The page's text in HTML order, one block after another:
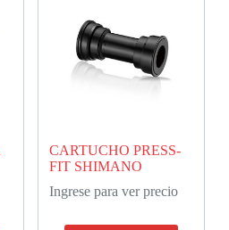
CARTUCHO PRESS-
FIT SHIMANO
Ingrese para ver precio